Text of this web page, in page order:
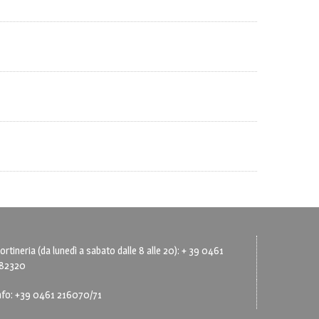
(da lunedì a sabato dalle 8 alle 20): + 39 0461
+39 0461 216070/71